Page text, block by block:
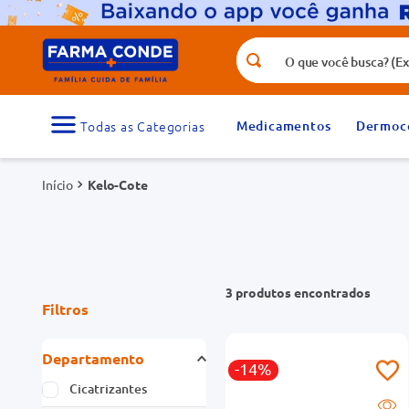
O que você busca? (Ex.: vitamina,
Medicamentos
Kelo-Cote
Filtros
Departamento
Cicatrizantes
3 produtos
-14%
Termos mais buscados
1
medicamento